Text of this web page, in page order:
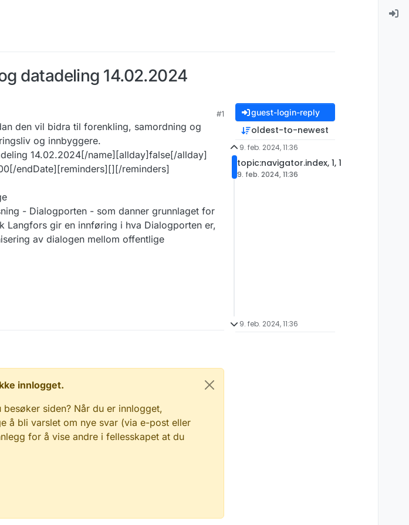
datadeling 14.02.2024
#1
den vil bidra til forenkling, samordning og
og innbyggere.
14.02.2024[/name][allday]false[/allday]
endDate][reminders][][/reminders]
- Dialogporten - som danner grunnlaget for
Langfors gir en innføring i hva Dialogporten er,
av dialogen mellom offentlige
innlogget.
siden? Når du er innlogget,
å bli varslet om nye svar (via e-post eller
for å vise andre i fellesskapet at du
guest-login-reply
oldest-to-newest
9. feb. 2024, 11:36
topic:navigator.index, 1, 1
9. feb. 2024, 11:36
9. feb. 2024, 11:36